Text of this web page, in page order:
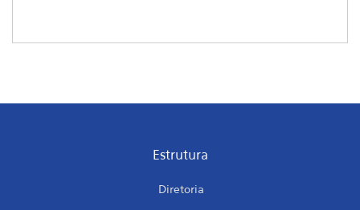
Estrutura
Diretoria